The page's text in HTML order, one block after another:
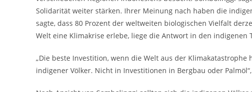
Solidarität weiter stärken. Ihrer Meinung nach haben die
sagte, dass 80 Prozent der weltweiten biologischen Vielfalt
Welt eine Klimakrise erlebe, liege die Antwort in den indigenen
„Die beste Investition, wenn die Welt aus der
indigener Völker. Nicht in Investitionen in Bergbau oder